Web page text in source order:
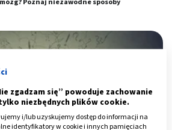
Poznaj niezawodne sposoby
zgadzam się” powoduje zachowanie
niezbędnych plików cookie.
i/lub uzyskujemy dostęp do informacji na
identyfikatory w cookie i innych pamięciach